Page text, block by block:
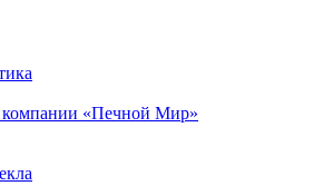
компании «Печной Мир»